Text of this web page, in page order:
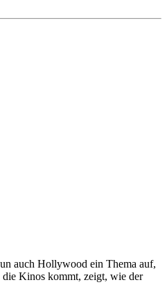
auch Hollywood ein Thema auf,
Kinos kommt, zeigt, wie der